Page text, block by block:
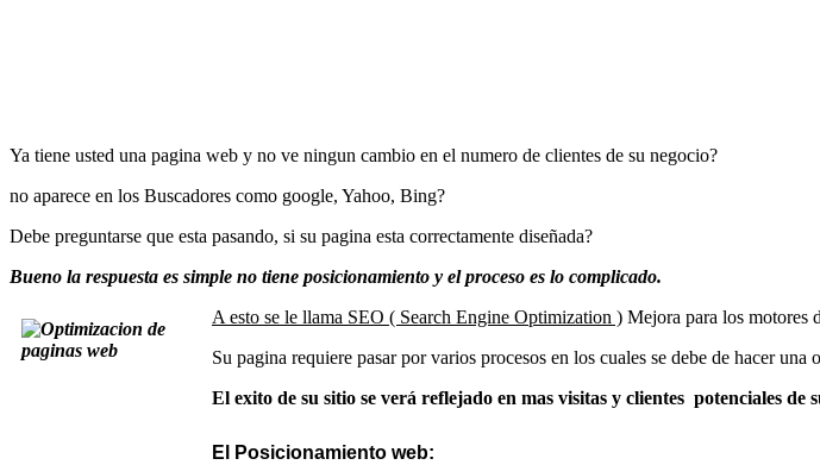
Ya tiene usted una pagina web y no ve ningun cambio en el numero de clientes de su negocio?
no aparece en los Buscadores como google, Yahoo, Bing?
Debe preguntarse que esta pasando, si su pagina esta correctamente diseñada?
Bueno la respuesta es simple no tiene posicionamiento y el proceso es lo complicado.
A esto se le llama SEO ( Search Engine Optimization ) Mejora para los motores
Su pagina requiere pasar por varios procesos en los cuales se debe de hacer
El exito de su sitio se verá reflejado en mas visitas y clientes potenciales de
El Posicionamiento web: